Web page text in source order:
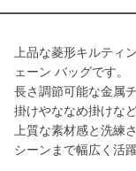
上品な菱形キルティ
ェーン バッグです。
長さ調節可能な金属
掛けやななめ掛けな
上質な素材感と洗練
シーンまで幅広く活